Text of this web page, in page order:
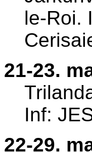
le-Roi.
21-23.
Inf:
22-29.